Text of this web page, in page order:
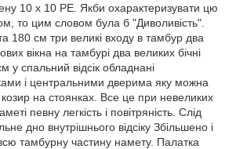
10 x 10 РЕ. Якби охарактеризувати цю
то цим словом була б "Диволивість".
180 см три великі входу в тамбур два
вікна на тамбурі два великих бічні
у спальний відсік обладнані
і центральними дверима яку можна
козир на стоянках. Все це при невеликих
певну легкість і повітряність. Слід
дно внутрішнього відсіку Збільшено і
тамбурну частину намету. Палатка